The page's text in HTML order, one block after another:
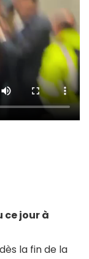
ce jour à
la fin de la